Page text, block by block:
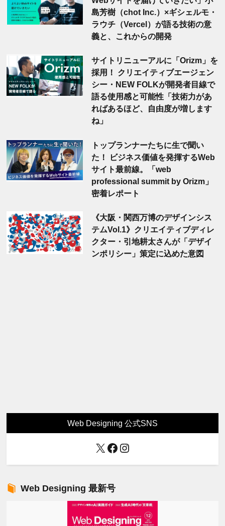
島芳樹（chot Inc.）×ギシェルモ・
ラウチ（Vercel）が語る技術の意
義と、これからの開発
サイトリニューアルに「Orizm」を
採用！ クリエイティブエージェン
シー・NEW FOLKが開発者目線で
語る使用感と可能性「技術力があ
ればあるほど、自由度が増します
ね」
トップランナーたちに生で聞い
た！ ビジネス価値を発揮するWeb
サイト最前線。「web
professional summit by Orizm」
密着レポート
《大阪・関西万博のデザインシス
テムVol.1》クリエイティブディレ
クター・引地耕太さんが「デザイ
ンポリシー」策定に込めた意図
Web Designing 公式SNS
X Facebook
Instagram
Web Designing 最新号